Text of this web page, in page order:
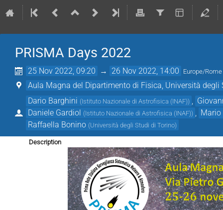
PRISMA Days 2022
25 Nov 2022, 09:20 → 26 Nov 2022, 14:00 Europe/Rome
Aula Magna del Dipartimento di Fisica, Università degli
Dario Barghini (Istituto Nazionale di Astrofisica (INAF))
Daniele Gardiol (Istituto Nazionale di Astrofisica (INAF))
Mario
Raffaella Bonino (Università degli Studi di Torino)
Description